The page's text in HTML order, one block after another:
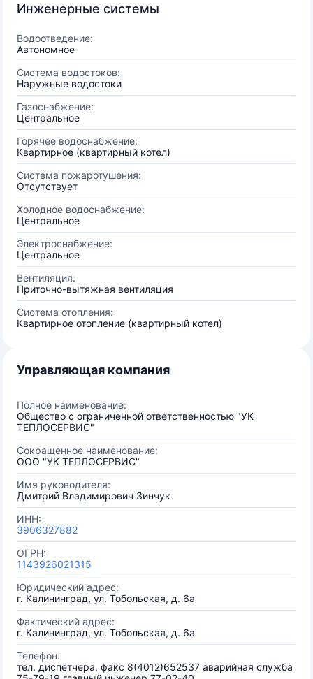
Инженерные системы
Водоотведение:
Автономное
Система водостоков:
Наружные водостоки
Газоснабжение:
Центральное
Горячее водоснабжение:
Квартирное (квартирный котел)
Система пожаротушения:
Отсутствует
Холодное водоснабжение:
Центральное
Электроснабжение:
Центральное
Вентиляция:
Приточно-вытяжная вентиляция
Система отопления:
Квартирное отопление (квартирный котел)
Управляющая компания
Полное наименование:
Общество с ограниченной ответственностью "УК
ТЕПЛОСЕРВИС"
Сокращенное наименование:
ООО "УК ТЕПЛОСЕРВИС"
Имя руководителя:
Дмитрий Владимирович Зинчук
ИНН:
3906327882
ОГРН:
1143926021315
Юридический адрес:
г. Калининград, ул. Тобольская, д. 6а
Фактический адрес:
г. Калининград, ул. Тобольская, д. 6а
Телефон:
тел. диспетчера, факс 8(4012)652537 аварийная служба